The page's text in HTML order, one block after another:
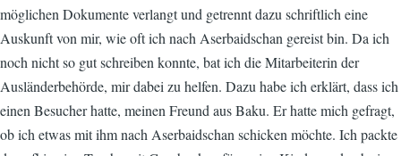
möglichen Dokumente verlangt und getrennt dazu schriftlich eine
Auskunft von mir, wie oft ich nach Aserbaidschan gereist bin. Da ich
noch nicht so gut schreiben konnte, bat ich die Mitarbeiterin der
Ausländerbehörde, mir dabei zu helfen. Dazu habe ich erklärt, dass ich
einen Besucher hatte, meinen Freund aus Baku. Er hatte mich gefragt,
ob ich etwas mit ihm nach Aserbaidschan schicken möchte. Ich packte